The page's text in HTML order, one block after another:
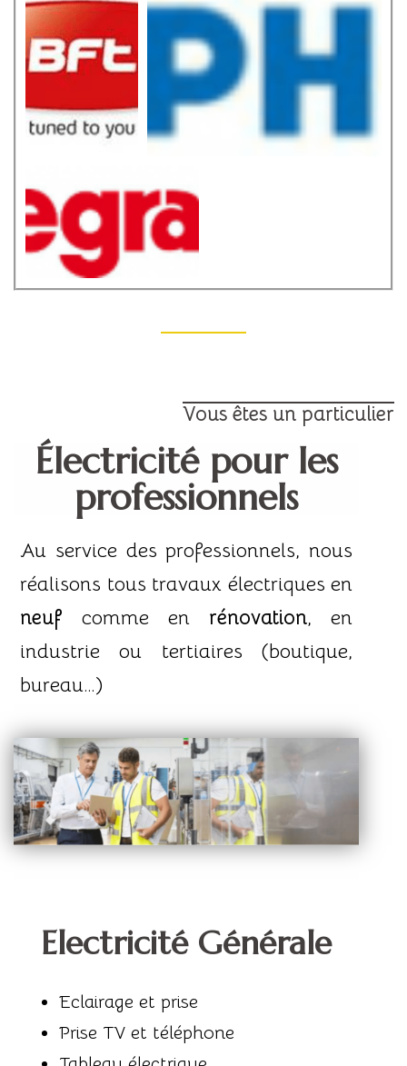
Vous êtes un particulier
Électricité pour les
professionnels
Au service des professionnels, nous
réalisons tous travaux électriques en
neuf comme en rénovation, en
industrie ou tertiaires (boutique,
bureau…)
Electricité Générale
Eclairage et prise
Prise TV et téléphone